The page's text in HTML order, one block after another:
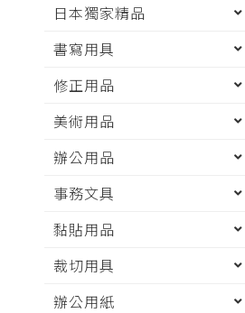
日本獨家精品
書寫用具
修正用品
美術用品
辦公用品
事務文具
黏貼用品
裁切用具
辦公用紙